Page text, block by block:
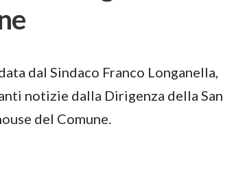
dal Sindaco Franco Longanella,
notizie dalla Dirigenza della San
del Comune.